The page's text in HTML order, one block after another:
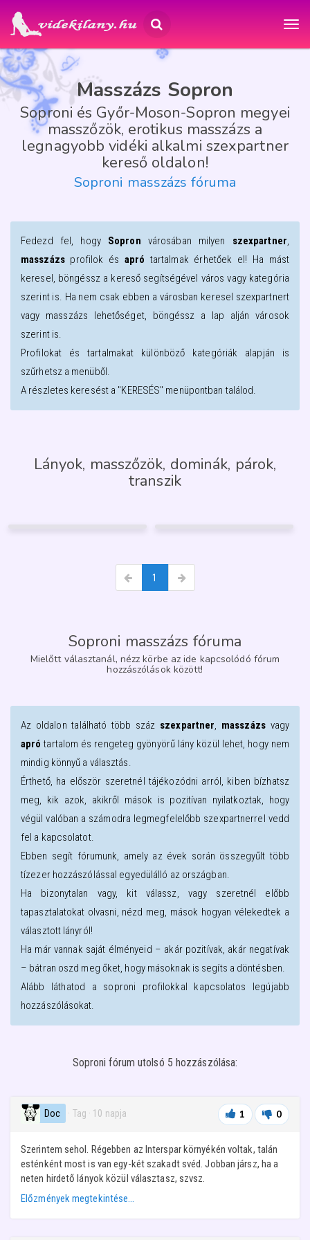
Masszázs Sopron
Soproni és Győr-Moson-Sopron megyei
masszőzök, erotikus masszázs a
legnagyobb vidéki alkalmi szexpartner
kereső oldalon!
Soproni masszázs fóruma
Fedezd fel, hogy Sopron városában milyen szexpartner,
masszázsprofilok és apró tartalmak érhetőek el! Ha mást
keresel, böngéssz a kereső segítségével város vagy kategória
szerint is. Ha nem csak ebben a városban keresel szexpartnert
vagy masszázs lehetőséget, böngéssz a lap alján városok
szerint is.
Profilokat és tartalmakat különböző kategóriák alapján is
szűrhetsz a menüből.
A részletes keresést a "KERESÉS" menüpontban találod.
Lányok, masszőzök, dominák, párok,
transzik
1
Soproni masszázs fóruma
Mielőtt választanál, nézz körbe az ide kapcsolódó fórum
hozzászólások között!
Az oldalon található több száz szexpartner, masszázsvagy
apró tartalom és rengeteg gyönyörű lány közül lehet, hogy nem
mindig könnyű a választás.
Érthető, ha először szeretnél tájékozódni arról, kiben bízhatsz
meg, kik azok, akikről mások is pozitívan nyilatkoztak, hogy
végül valóban a számodra legmegfelelőbb szexpartnerrel vedd
fel a kapcsolatot.
Ebben segít fórumunk, amely az évek során összegyűlt több
tízezer hozzászólással egyedülálló az országban.
Ha bizonytalan vagy, kit válassz, vagy szeretnél előbb
tapasztalatokat olvasni, nézd meg, mások hogyan vélekedtek a
választott lányról!
Ha már vannak saját élményeid – akár pozitívak, akár negatívak
– bátran oszd meg őket, hogy másoknak is segíts a döntésben.
Alább láthatod a soproni profilokkal kapcsolatos legújabb
hozzászólásokat.
Soproni fórum utolsó 5 hozzászólása:
Doc · Tag · 10 napja 1 0
Szerintem sehol. Régebben az Interspar környékén voltak, talán
esténként most is van egy-két szakadt svéd. Jobban jársz, ha a
neten hirdető lányok közül választasz, szvsz.
Előzmények megtekintése…